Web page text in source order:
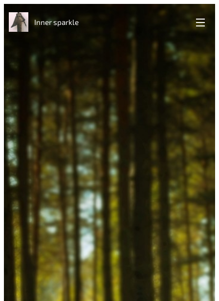
Inner sparkle